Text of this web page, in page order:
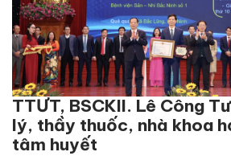
TTƯT, BSCKII. Lê Công
lý, thầy thuốc, nhà khoa
tâm huyết